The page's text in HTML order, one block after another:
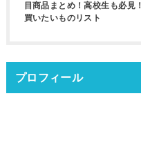
目商品まとめ！高校生も必見！
買いたいものリスト
プロフィール